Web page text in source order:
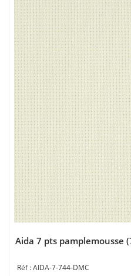
Aida 7 pts pamplemousse
AIDA-7-744-DMC